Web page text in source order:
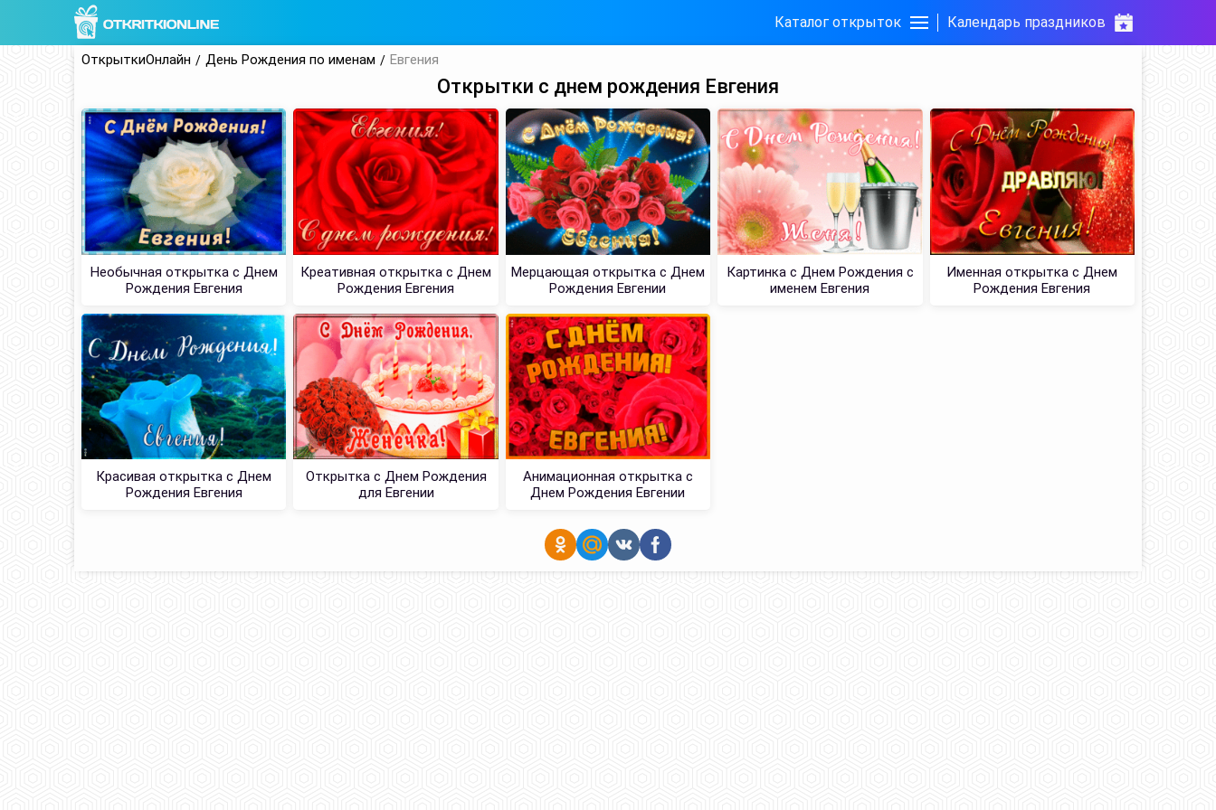
Каталог открыток Календарь праздников
ОткрыткиОнлайн День Рождения по именам Евгения
Открытки с днем рождения Евгения
Необычная открытка с Днем
Рождения Евгения
Креативная открытка с Днем
Рождения Евгения
Мерцающая открытка с Днем
Рождения Евгении
Картинка с Днем Рождения с
именем Евгения
Именная открытка с Днем
Рождения Евгения
Красивая открытка с Днем
Рождения Евгения
Открытка с Днем Рождения
для Евгении
Анимационная открытка с
Днем Рождения Евгении